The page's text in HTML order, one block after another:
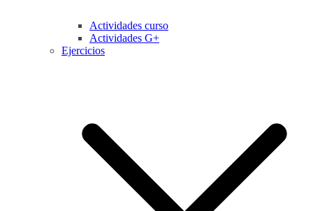
Actividades curso
Actividades G+
Ejercicios